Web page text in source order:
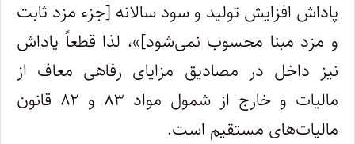
پاداش افزایش تولید و سود سالانه [جزء مزد ثابت
و مزد مبنا محسوب نمی‌شود]»، لذا قطعاً پاداش
نیز داخل در مصادیق مزایای رفاهی معاف از
مالیات و خارج از شمول مواد ۸۳ و ۸۲ قانون
مالیات‌های مستقیم است.